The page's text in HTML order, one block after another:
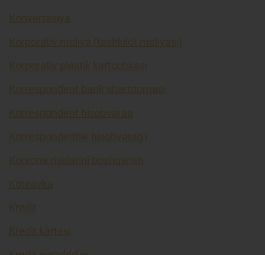
Konvertasiya
Korporativ moliya (tashkilot moliyasi)
Korporativ plastik kartochkasi
Korrespondent bank shartnomasi
Korrespondent hisobvaraq
Korrespondentlik hisobvarag'i
Korxona risklarini boshqarish
Kotirovka
Kredit
Kredit kartasi